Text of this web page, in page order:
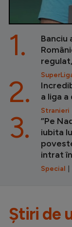
Banciu
1.
a liga a
Stranieri
2.
”Pe
iubita
intrat
Special
3.
Știri de